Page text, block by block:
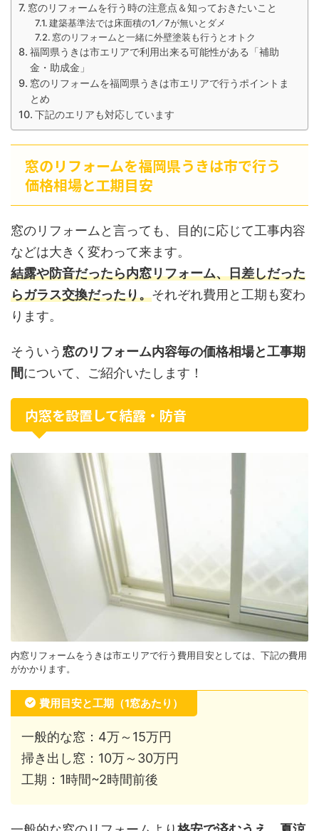
窓のリフォームを行う時の注意点＆知っておきたいこと
建築基準法では床面積の1／7が無いとダメ
窓のリフォームと一緒に外壁塗装も行うとオトク
福岡県うきは市エリアで利用出来る可能性がある「補助
金・助成金」
窓のリフォームを福岡県うきは市エリアで行うポイントま
とめ
下記のエリアも対応しています
窓のリフォームを福岡県うきは市で行う
価格相場と工期目安
窓のリフォームと言っても、目的に応じて工事内容
などは大きく変わって来ます。
結露や防音だったら内窓リフォーム、日差しだった
らガラス交換だったり。それぞれ費用と工期も変わ
ります。
そういう 窓のリフォーム内容毎の価格相場と工事期
間について、ご紹介いたします！
内窓を設置して結露・防音
内窓リフォームをうきは市エリアで行う費用目安としては、下記の費用
がかかります。
費用目安と工期（1窓あたり）
一般的な窓：4万～15万円
掃き出し窓：10万～30万円
工期：1時間~2時間前後